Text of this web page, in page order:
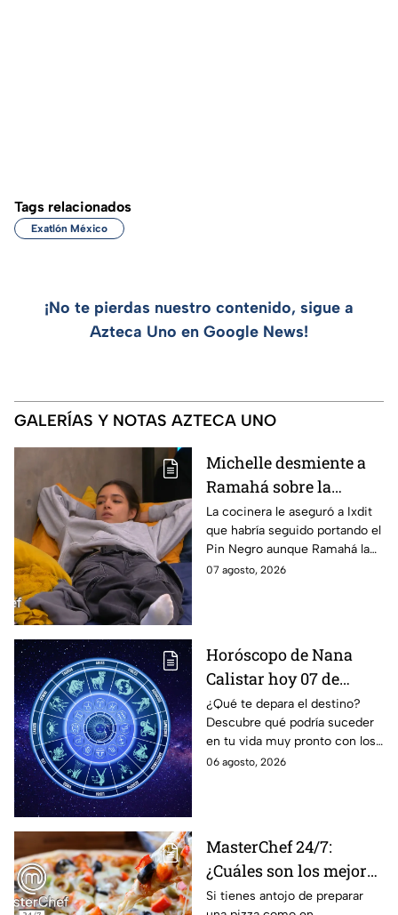
Tags relacionados
Exatlón México
¡No te pierdas nuestro contenido, sigue a
Azteca Uno en Google News!
GALERÍAS Y NOTAS AZTECA UNO
Michelle desmiente a
Ramahá sobre la
designación del Pin
Negro a un integrante
de las "Divas" en
MasterChef 24/7
La cocinera le aseguró a Ixdit
que habría seguido portando el
Pin Negro aunque Ramahá la
hubiera subido al balcón
07 agosto, 2026
Horóscopo de Nana
Calistar hoy 07 de
agosto; estos signos
podrían dejar de estar
solteros más pronto de
lo que imaginan y
¿Qué te depara el destino?
Descubre qué podría suceder
en tu vida muy pronto con los
horóscopos de Nana Calistar;
06 agosto, 2026
MasterChef 24/7:
¿Cuáles son los mejores
quesos para preparar
Si tienes antojo de preparar